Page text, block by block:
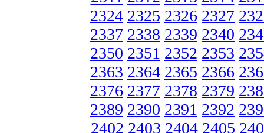
2324 2325 2326 2327
2337 2338 2339 2340
2350 2351 2352 2353
2363 2364 2365 2366
2376 2377 2378 2379
2389 2390 2391 2392
2402 2403 2404 2405